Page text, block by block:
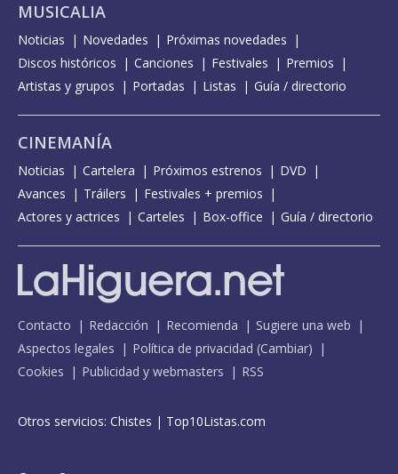
MUSICALIA
Noticias Novedades
Próximas novedades
Discos históricos
Canciones Festivales
Premios
Artistas y grupos
Portadas Listas Guía / directorio
CINEMANÍA
Noticias Cartelera Próximos estrenos
DVD
Avances
Tráilers
Festivales + premios
Actores y actrices
Carteles Box-office Guía / directorio
Contacto Redacción Recomienda
Sugiere una web
Aspectos legales
Política de privacidad (Cambiar)
Cookies
Publicidad y webmasters RSS
Otros servicios: Chistes | Top10Listas.com